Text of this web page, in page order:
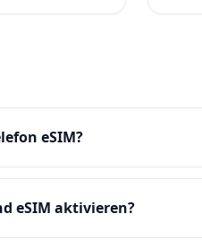
eSIM?
eSIM aktivieren?